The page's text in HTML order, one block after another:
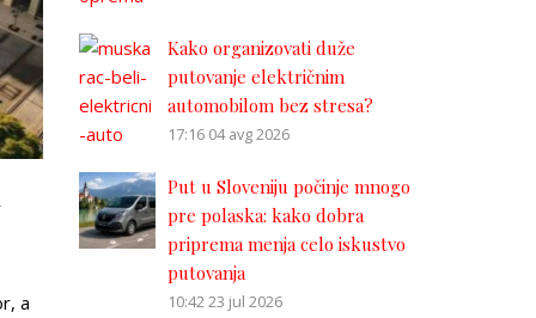
a
Kako organizovati duže
putovanje električnim
automobilom bez stresa?
17:16 04 avg 2026
Put u Sloveniju počinje mnogo
pre polaska: kako dobra
priprema menja celo iskustvo
putovanja
10:4223 jul 2026